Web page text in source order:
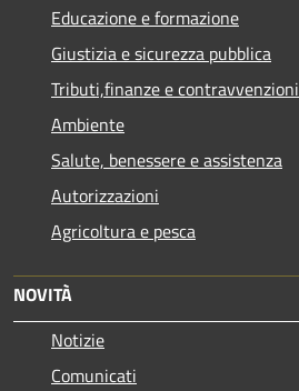
Educazione e formazione
Giustizia e sicurezza pubblica
Tributi,finanze e contravvenzioni
Ambiente
Salute, benessere e assistenza
Autorizzazioni
Agricoltura e pesca
NOVITÀ
Notizie
Comunicati